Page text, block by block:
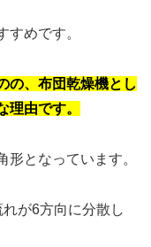
すめです。
の、布団乾燥機とし
理由です。
となっています。
が6方向に分散し